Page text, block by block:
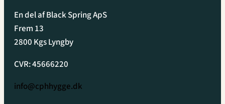
En del af Black Spring ApS
Frem 13
2800 Kgs Lyngby
CVR: 45666220
info@cphhygge.dk